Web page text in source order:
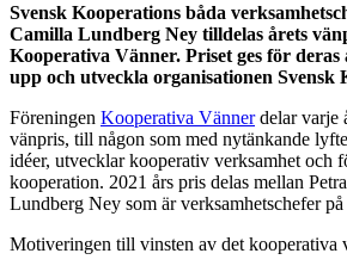
Svensk Kooperations båda
Camilla Lundberg Ney tilldelas årets
Kooperativa Vänner. Priset ges för deras
upp och utveckla organisationen Svensk
Föreningen Kooperativa Vännerdelar varje
vänpris, till någon som med nytänkande
idéer, utvecklar kooperativ verksamhet och
kooperation. 2021 års pris delas mellan
Lundberg Ney som är verksamhetschefer
Motiveringen till vinsten av det kooperativa